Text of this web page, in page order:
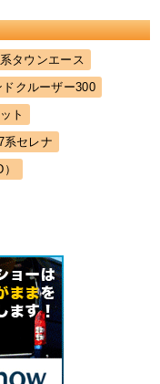
タウンエース
ドクルーザー300
ト
系セレナ